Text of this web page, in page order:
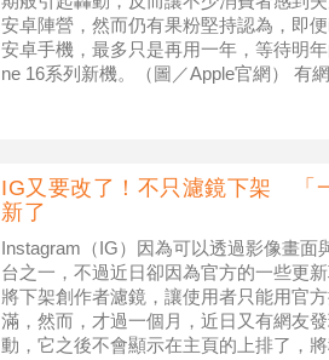
安卓陣營，然而仍有果粉堅持認為，即
安卓手機，最多只是再用一年，等待明
ne 16系列新機。（圖／Apple官網） 有
IG又要改了！不只濾鏡下架 「
新了
Instagram（IG）因為可以透過影像畫
台之一，不過近日卻因為官方的一些更
將下架創作者濾鏡，讓使用者只能用官
滿，然而，才過一個月，近日又有網友
動，它之後不會顯示在主頁的上排了，